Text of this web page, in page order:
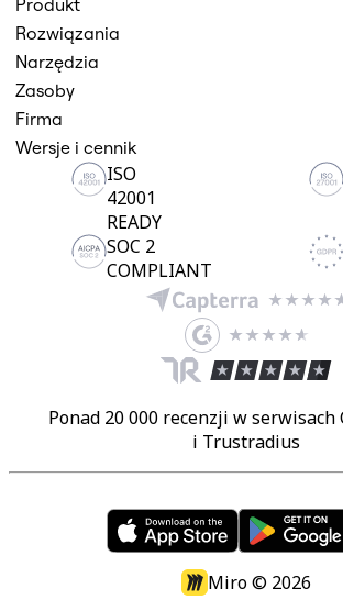
Produkt
Rozwiązania
Narzędzia
Zasoby
Firma
Wersje i cennik
ISO
42001
READY
SOC 2
COMPLIANT
Ponad 20 000 recenzji w serwisach
i Trustradius
Miro © 2026